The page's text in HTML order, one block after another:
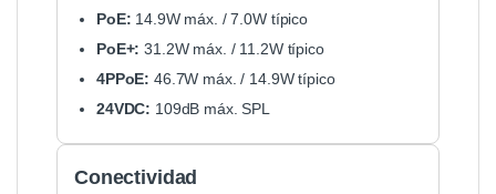
PoE: 14.9W máx. / 7.0W típico
PoE+: 31.2W máx. / 11.2W típico
4PPoE: 46.7W máx. / 14.9W típico
24VDC: 109dB máx. SPL
Conectividad